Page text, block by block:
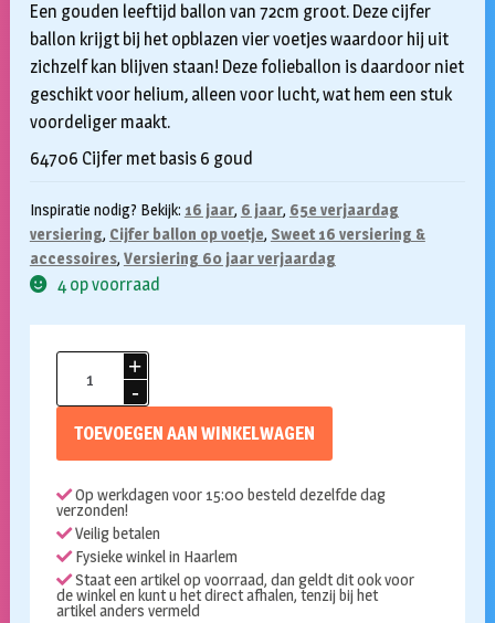
Een gouden leeftijd ballon van 72cm groot. Deze cijfer
ballon krijgt bij het opblazen vier voetjes waardoor hij uit
zichzelf kan blijven staan! Deze folieballon is daardoor niet
geschikt voor helium, alleen voor lucht, wat hem een stuk
voordeliger maakt.
64706 Cijfer met basis 6 goud
Inspiratie nodig? Bekijk: 16 jaar, 6 jaar, 65e verjaardag
versiering, Cijfer ballon op voetje, Sweet 16 versiering &
accessoires, Versiering 60 jaar verjaardag
4 op voorraad
Folieballon
aantal
TOEVOEGEN AAN WINKELWAGEN
Op werkdagen voor 15:00 besteld dezelfde dag
verzonden!
Veilig betalen
Fysieke winkel in Haarlem
Staat een artikel op voorraad, dan geldt dit ook voor
de winkel en kunt u het direct afhalen, tenzij bij het
artikel anders vermeld